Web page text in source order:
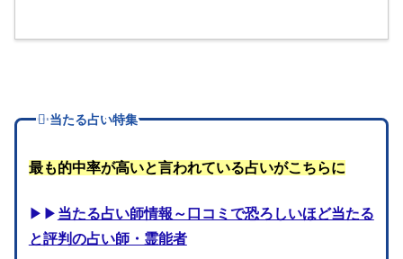
当たる占い特集
最も的中率が高いと言われている占いがこちらに
▶▶ 当たる占い師情報～口コミで恐ろしいほど当たる
と評判の占い師・霊能者